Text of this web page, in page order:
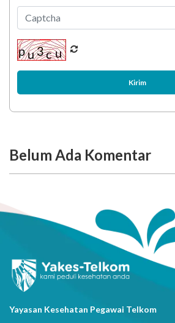
Kirim
Belum Ada Komentar
Yayasan Kesehatan Pegawai Telkom